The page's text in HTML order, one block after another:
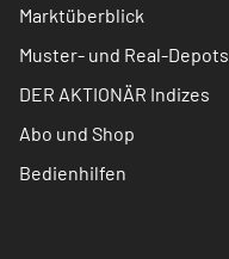
Marktüberblick
Muster- und Real-Depots
DER AKTIONÄR Indizes
Abo und Shop
Bedienhilfen